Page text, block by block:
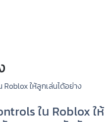
ใน Roblox ให้